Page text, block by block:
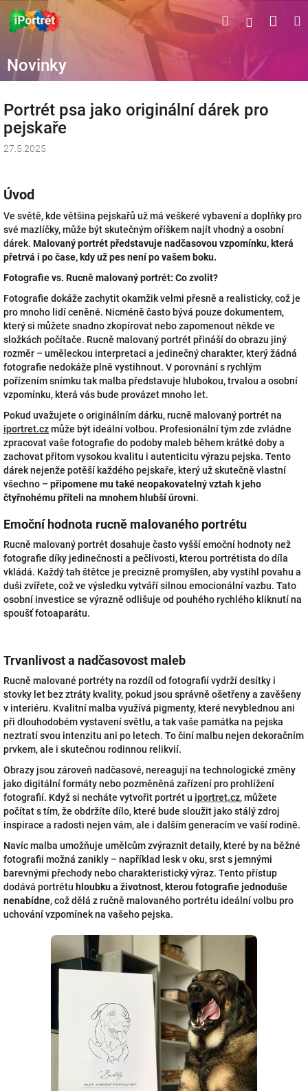
Přejít
na
obsah
HledatPřihlášení
Novinky
Portrét psa jako originální dárek pro
pejskaře
27.5.2025
Úvod
Ve světě, kde většina pejskařů už má veškeré vybavení a doplňky pro
své mazlíčky, může být skutečným oříškem najít vhodný a osobní
dárek. Malovaný portrét představuje nadčasovou vzpomínku, která
přetrvá i po čase, kdy už pes není po vašem boku.
Fotografie vs. Rucně malovaný portrét: Co zvolit?
Fotografie dokáže zachytit okamžik velmi přesně a realisticky, což je
pro mnoho lidí ceněné. Nicméně často bývá pouze dokumentem,
který si můžete snadno zkopírovat nebo zapomenout někde ve
složkách počítače. Rucně malovaný portrét přináší do obrazu jiný
rozměr – uměleckou interpretaci a jedinečný charakter, který žádná
fotografie nedokáže plně vystihnout. V porovnání s rychlým
pořízením snímku tak malba představuje hlubokou, trvalou a osobní
vzpomínku, která vás bude provázet mnoho let.
Pokud uvažujete o originálním dárku, rucně malovaný portrét na
iportret.czmůže být ideální volbou. Profesionální tým zde zvládne
zpracovat vaše fotografie do podoby maleb během krátké doby a
zachovat přitom vysokou kvalitu i autenticitu výrazu pejska. Tento
dárek nejenže potěší každého pejskaře, který už skutečně vlastní
všechno – připomene mu také neopakovatelný vztah k jeho
čtyřnohému příteli na mnohem hlubší úrovni.
Emoční hodnota rucně malovaného portrétu
Rucně malovaný portrét dosahuje často vyšší emoční hodnoty než
fotografie díky jedinečnosti a pečlivosti, kterou portrétista do díla
vkládá. Každý tah štětce je precizně promyšlen, aby vystihl povahu a
duši zvířete, což ve výsledku vytváří silnou emocionální vazbu. Tato
osobní investice se výrazně odlišuje od pouhého rychlého kliknutí na
spoušť fotoaparátu.
Trvanlivost a nadčasovost maleb
Rucně malované portréty na rozdíl od fotografií vydrží desítky i
stovky let bez ztráty kvality, pokud jsou správně ošetřeny a zavěšeny
v interiéru. Kvalitní malba využívá pigmenty, které nevyblednou ani
při dlouhodobém vystavení světlu, a tak vaše památka na pejska
neztratí svou intenzitu ani po letech. To činí malbu nejen dekoračním
prvkem, ale i skutečnou rodinnou relikvií.
Obrazy jsou zároveň nadčasové, nereagují na technologické změny
jako digitální formáty nebo pozměněná zařízení pro prohlížení
fotografií. Když si necháte vytvořit portrét u iportret.cz, můžete
počítat s tím, že obdržíte dílo, které bude sloužit jako stálý zdroj
inspirace a radosti nejen vám, ale i dalším generacím ve vaší rodině.
Navíc malba umožňuje umělcům zvýraznit detaily, které by na běžné
fotografii možná zanikly – například lesk v oku, srst s jemnými
barevnými přechody nebo charakteristický výraz. Tento přístup
dodává portrétu hloubku a životnost, kterou fotografie jednoduše
nenabídne, což dělá z ručně malovaného portrétu ideální volbu pro
uchování vzpomínek na vašeho pejska.